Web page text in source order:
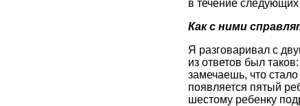
в течение
Как с ними
Я разговаривал с
из ответов был
замечаешь, что
появляется пятый
шестому ребенку